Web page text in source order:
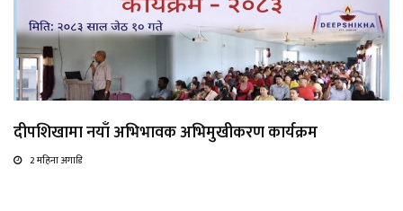
दीपशिखामा नयाँ अभिभावक अभिमुखीकरण कार्यक्रम
2 महिना अगाडि